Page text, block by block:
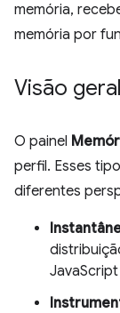
memória,
memória por
Visão geral
O painel
perfil. Esses
diferentes